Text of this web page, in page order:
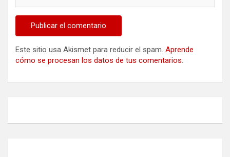
Este sitio usa Akismet para reducir el spam. Aprende
cómo se procesan los datos de tus comentarios.